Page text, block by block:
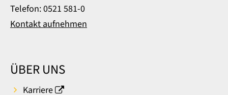
Telefon: 0521 581-0
Kontakt aufnehmen
ÜBER UNS
Karriere